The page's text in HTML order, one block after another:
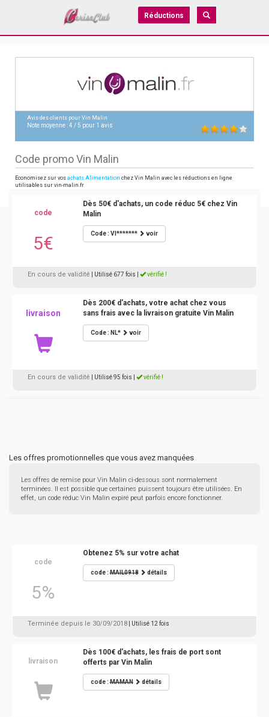
Réductions
Avis des clients pour Vin Malin
Note moyenne :4 /5 pour 1 avis
Code promo Vin Malin
Economisez sur vos achats Alimentation chez Vin Malin avec les réductions en ligne
utilisables sur vin-malin.fr
code
5€
Dès 50€ d'achats, un code réduc 5€ chez Vin
Malin
Code : VI******* voir
En cours de validité | Utilisé 677 fois vérifié !
livraison
Dès 200€ d'achats, votre achat chez vous
sans frais avec la livraison gratuite Vin Malin
Code : NL* voir
En cours de validité | Utilisé 95 fois vérifié !
Les offres promotionnelles que vous avez manquées
Les offres de remise pour Vin Malin ci-dessous sont normalement
terminées. Il est possible que certaines puissent toujours être utilisées. En
effet, un code réduc Vin Malin expiré peut parfois encore fonctionner.
code
5%
Obtenez 5% sur votre achat
code :MAIL0918 détails
Terminée depuis le 30/09/2018 | Utilisé 12 fois
livraison
Dès 100€ d'achats, les frais de port sont
offerts par Vin Malin
code :MAMAN détails